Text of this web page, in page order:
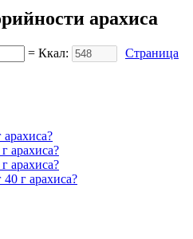
арахиса
= Ккал:
Страница
арахиса?
арахиса?
г арахиса?